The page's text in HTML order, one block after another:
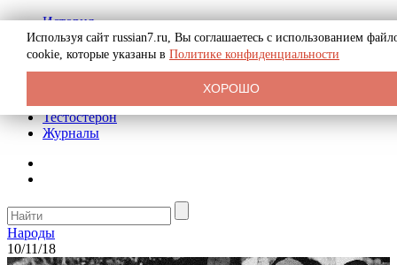
История
Биография
Криминал
Реклама на сайте
Тестостерон
Журналы
Народы
10/11/18
Используя сайт russian7.ru, Вы соглашаетесь с использованием
cookie, которые указаны в Политике конфиденциальности
ХОРОШО